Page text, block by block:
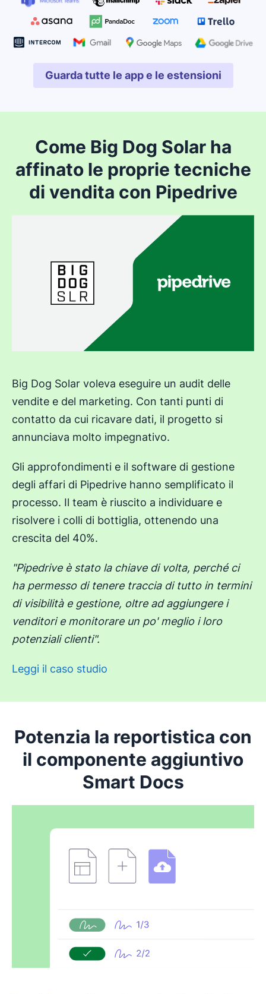
Guarda tutte le app e le estensioni
Si apre in una nuova
Come Big Dog Solar ha
affinato le proprie tecniche
di vendita con Pipedrive
Big Dog Solar voleva eseguire un audit delle
vendite e del marketing. Con tanti punti di
contatto da cui ricavare dati, il progetto si
annunciava molto impegnativo.
Gli approfondimenti e il software di gestione
degli affari di Pipedrive hanno semplificato il
processo. Il team è riuscito a individuare e
risolvere i colli di bottiglia, ottenendo una
crescita del 40%.
"Pipedrive è stato la chiave di volta, perché ci
ha permesso di tenere traccia di tutto in termini
di visibilità e gestione, oltre ad aggiungere i
venditori e monitorare un po' meglio i loro
potenziali clienti".
Leggi il caso studio
Potenzia la reportistica con
il componente aggiuntivo
Smart Docs